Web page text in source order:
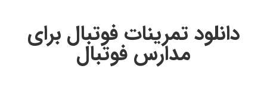
دانلود تمرینات فوتبال برای
مدارس فوتبال